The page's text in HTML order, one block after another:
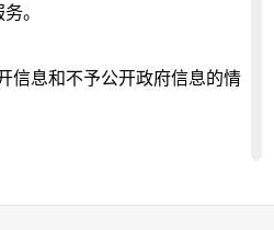
。
信息和不予公开政府信息的情